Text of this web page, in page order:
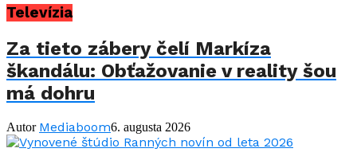
Televízia
Za tieto zábery čelí Markíza
škandálu: Obťažovanie v reality šou
má dohru
Autor Mediaboom6. augusta 2026